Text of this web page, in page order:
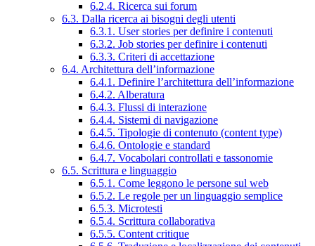
6.2.4. Ricerca sui forum
6.3. Dalla ricerca ai bisogni degli utenti
6.3.1. User stories per definire i contenuti
6.3.2. Job stories per definire i contenuti
6.3.3. Criteri di accettazione
6.4. Architettura dell’informazione
6.4.1. Definire l’architettura dell’informazione
6.4.2. Alberatura
6.4.3. Flussi di interazione
6.4.4. Sistemi di navigazione
6.4.5. Tipologie di contenuto (content type)
6.4.6. Ontologie e standard
6.4.7. Vocabolari controllati e tassonomie
6.5. Scrittura e linguaggio
6.5.1. Come leggono le persone sul web
6.5.2. Le regole per un linguaggio semplice
6.5.3. Microtesti
6.5.4. Scrittura collaborativa
6.5.5. Content critique